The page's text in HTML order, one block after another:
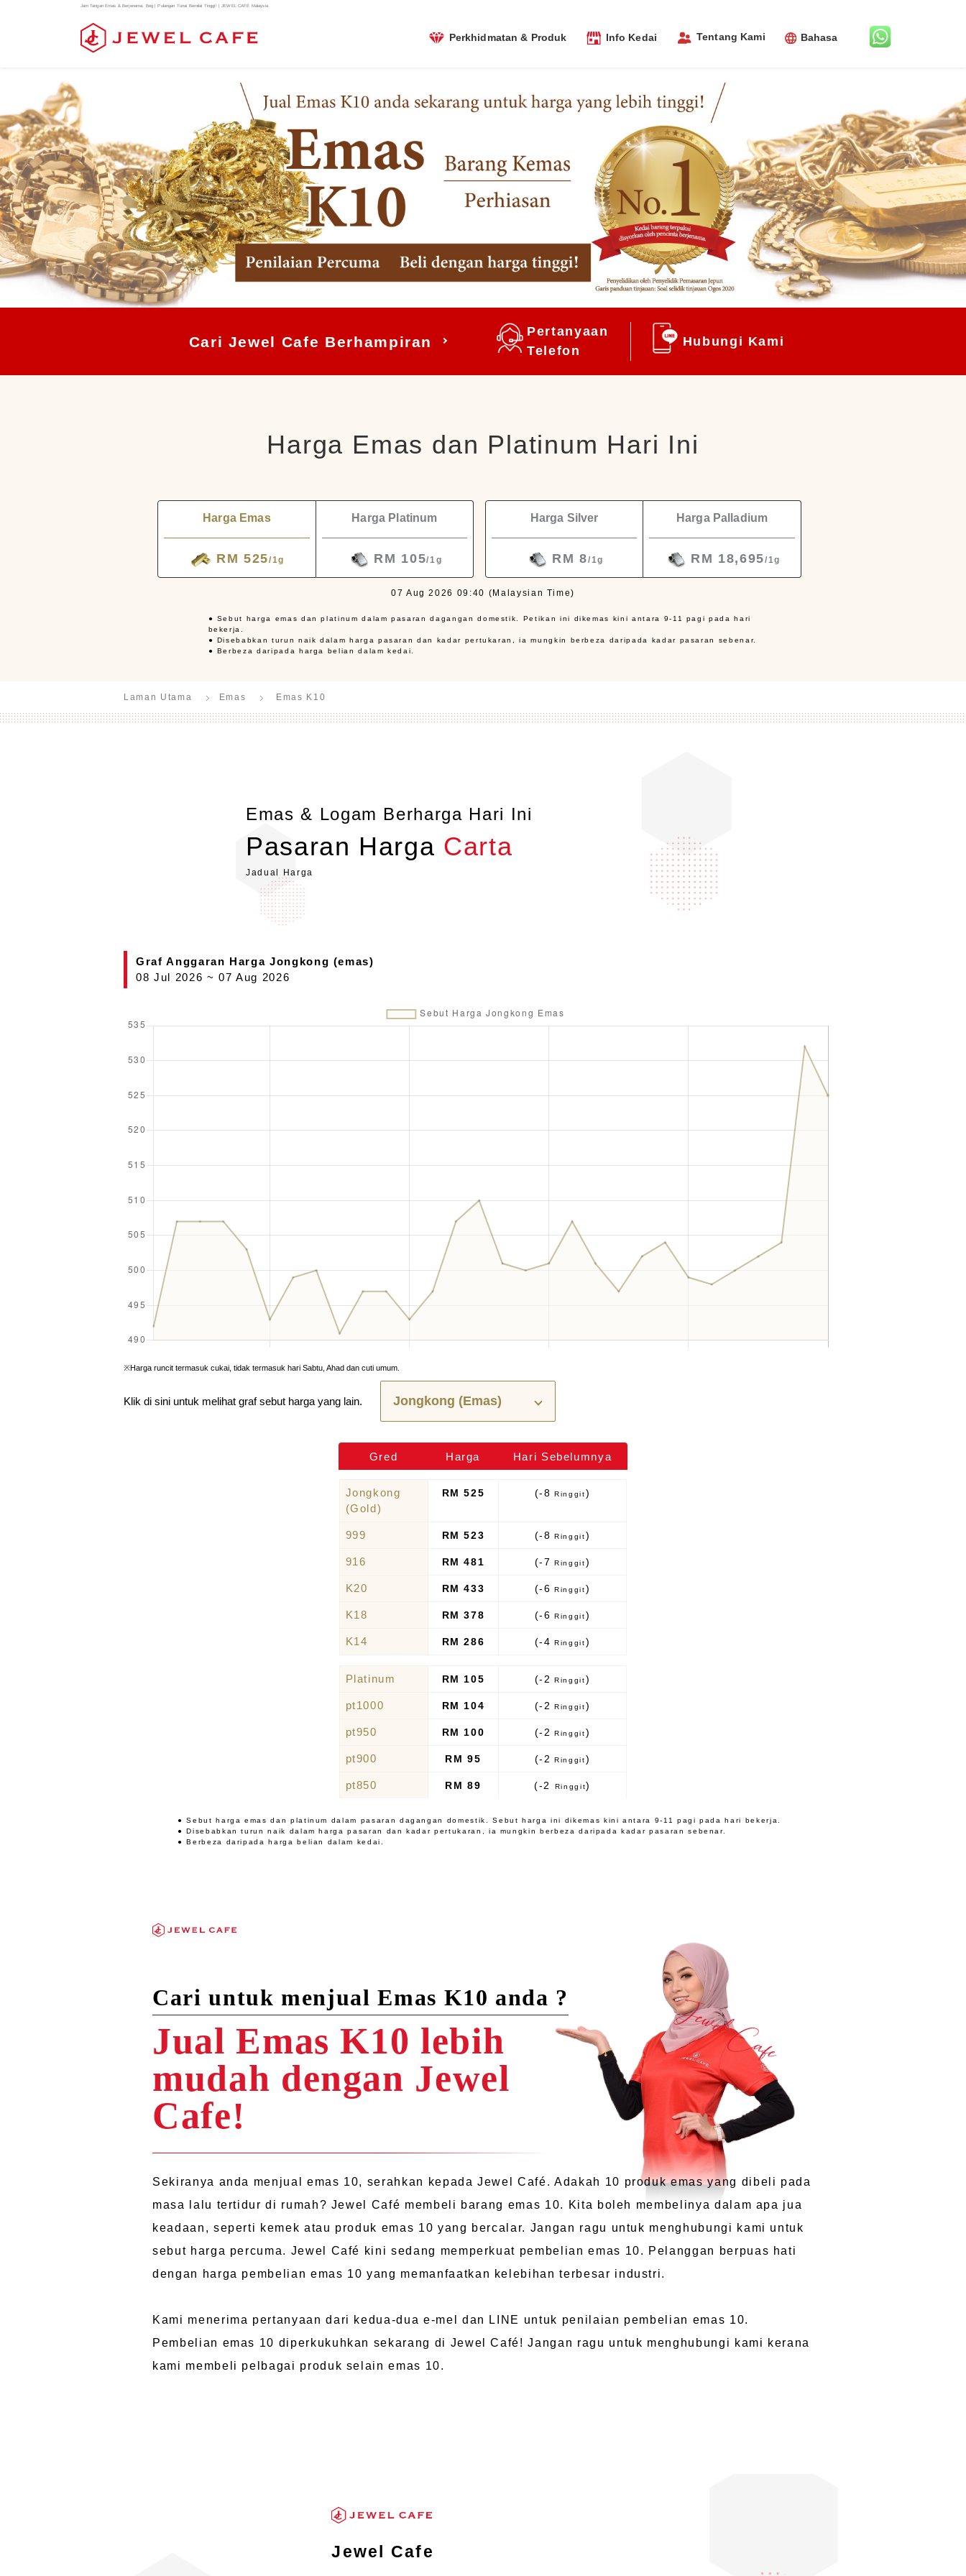
Jam Tangan Emas & Berjenama, Beg | Pulangan Tunai Bernilai Tinggi! | JEWEL CAFÉ Malaysia
Perkhidmatan & Produk Info Kedai Tentang Kami Bahasa
Cari Jewel Cafe Berhampiran
Pertanyaan
Telefon
Hubungi Kami
Harga Emas dan Platinum Hari Ini
Harga Emas
RM 525/1g
Harga Platinum
RM 105/1g
Harga Silver
RM 8/1g
Harga Palladium
RM 18,695/1g
07 Aug 2026 09:40 (Malaysian Time)
● Sebut harga emas dan platinum dalam pasaran dagangan domestik. Petikan ini dikemas kini antara 9-11 pagi pada hari
bekerja.
● Disebabkan turun naik dalam harga pasaran dan kadar pertukaran, ia mungkin berbeza daripada kadar pasaran sebenar.
● Berbeza daripada harga belian dalam kedai.
Laman Utama Emas Emas K10
Emas & Logam Berharga Hari Ini
Pasaran Harga Carta
Jadual Harga
Graf Anggaran Harga Jongkong (emas)
08 Jul 2026 ~ 07 Aug 2026
※Harga runcit termasuk cukai, tidak termasuk hari Sabtu, Ahad dan cuti umum.
Klik di sini untuk melihat graf sebut harga yang lain.
Gred Harga Hari Sebelumnya
Jongkong
(Gold)
RM 525 (-8 Ringgit)
999 RM 523 (-8 Ringgit)
916 RM 481 (-7 Ringgit)
K20 RM 433 (-6 Ringgit)
K18 RM 378 (-6 Ringgit)
K14 RM 286 (-4 Ringgit)
Platinum RM 105 (-2 Ringgit)
pt1000 RM 104 (-2 Ringgit)
pt950 RM 100 (-2 Ringgit)
pt900 RM 95 (-2 Ringgit)
pt850 RM 89 (-2 Ringgit)
● Sebut harga emas dan platinum dalam pasaran dagangan domestik. Sebut harga ini dikemas kini antara 9-11 pagi pada hari bekerja.
● Disebabkan turun naik dalam harga pasaran dan kadar pertukaran, ia mungkin berbeza daripada kadar pasaran sebenar.
● Berbeza daripada harga belian dalam kedai.
Cari untuk menjual Emas K10 anda ?
Jual Emas K10 lebih
mudah dengan Jewel
Cafe!
Sekiranya anda menjual emas 10, serahkan kepada Jewel Café. Adakah 10 produk emas yang dibeli pada
masa lalu tertidur di rumah? Jewel Café membeli barang emas 10. Kita boleh membelinya dalam apa jua
keadaan, seperti kemek atau produk emas 10 yang bercalar. Jangan ragu untuk menghubungi kami untuk
sebut harga percuma. Jewel Café kini sedang memperkuat pembelian emas 10. Pelanggan berpuas hati
dengan harga pembelian emas 10 yang memanfaatkan kelebihan terbesar industri.
Kami menerima pertanyaan dari kedua-dua e-mel dan LINE untuk penilaian pembelian emas 10.
Pembelian emas 10 diperkukuhkan sekarang di Jewel Café! Jangan ragu untuk menghubungi kami kerana
kami membeli pelbagai produk selain emas 10.
Jewel Cafe